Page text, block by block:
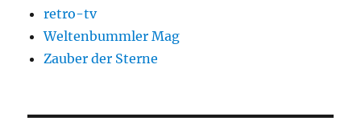
retro-tv
Weltenbummler Mag
Zauber der Sterne